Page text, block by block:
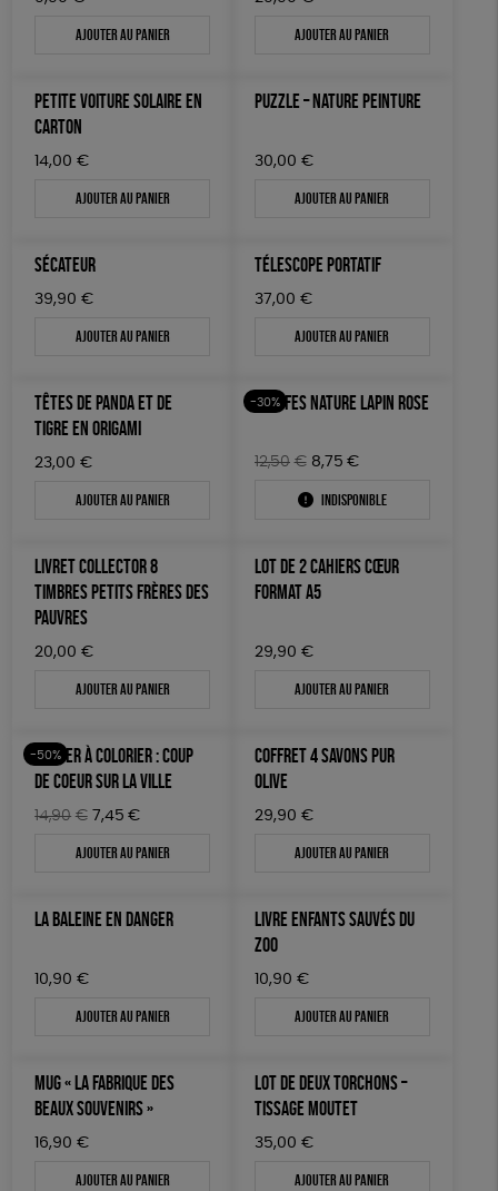
Ajouter au panier Ajouter au panier
PETITE VOITURE SOLAIRE EN
CARTON
14,00 €
Ajouter au panier
PUZZLE – NATURE PEINTURE
30,00 €
Ajouter au panier
SÉCATEUR
39,90 €
Ajouter au panier
TÉLESCOPE PORTATIF
37,00 €
Ajouter au panier
TÊTES DE PANDA ET DE
TIGRE EN ORIGAMI
23,00 €
Ajouter au panier
-30%
TRUFFES NATURE LAPIN ROSE
12,50 € Le
initial
8,75 €Le
actuel
Indisponible
LIVRET COLLECTOR 8
TIMBRES PETITS FRÈRES DES
PAUVRES
20,00 €
Ajouter au panier
LOT DE 2 CAHIERS CŒUR
FORMAT A5
29,90 €
Ajouter au panier
-50%
POSTER À COLORIER : COUP
DE COEUR SUR LA VILLE
14,90 € Le
initial
14,90€.
7,45 €Le
actuel
7,45€.
Ajouter au panier
COFFRET 4 SAVONS PUR
OLIVE
29,90 €
Ajouter au panier
LA BALEINE EN DANGER
10,90 €
Ajouter au panier
LIVRE ENFANTS SAUVÉS DU
ZOO
10,90 €
Ajouter au panier
MUG « LA FABRIQUE DES
BEAUX SOUVENIRS »
16,90 €
Ajouter au panier
LOT DE DEUX TORCHONS –
TISSAGE MOUTET
35,00 €
Ajouter au panier